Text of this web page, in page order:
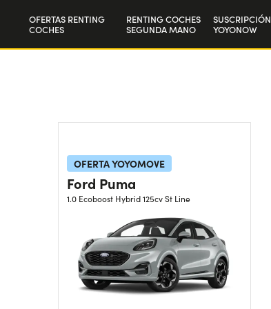
OFERTAS RENTING
COCHES
RENTING COCHES
SEGUNDA MANO
SUSCRIPCIÓN
YOYONOW
OFERTA YOYOMOVE
Ford Puma
1.0 Ecoboost Hybrid 125cv St Line